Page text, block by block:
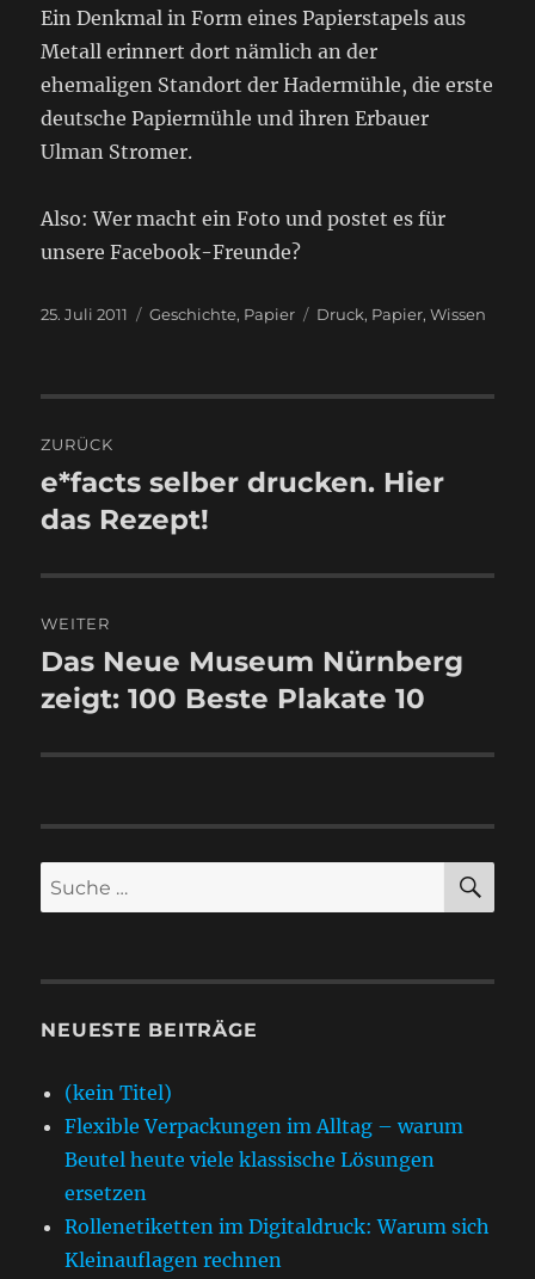
Ein Denkmal in Form eines Papierstapels aus
Metall erinnert dort nämlich an der
ehemaligen Standort der Hadermühle, die erste
deutsche Papiermühle und ihren Erbauer
Ulman Stromer.
Also: Wer macht ein Foto und postet es für
unsere Facebook-Freunde?
Veröffentlicht
25. Juli 2011 Kategorien
Geschichte, Papier Schlagwörter
Druck, Papier,Wissen
ZURÜCK
Vorheriger
Beitrag:
e*facts selber drucken. Hier
das Rezept!
WEITER
Nächster
Beitrag:
Das Neue Museum Nürnberg
zeigt: 100 Beste Plakate 10
Suche
nach:
NEUESTE BEITRÄGE
(kein Titel)
Flexible Verpackungen im Alltag – warum
Beutel heute viele klassische Lösungen
ersetzen
Rollenetiketten im Digitaldruck: Warum sich
Kleinauflagen rechnen